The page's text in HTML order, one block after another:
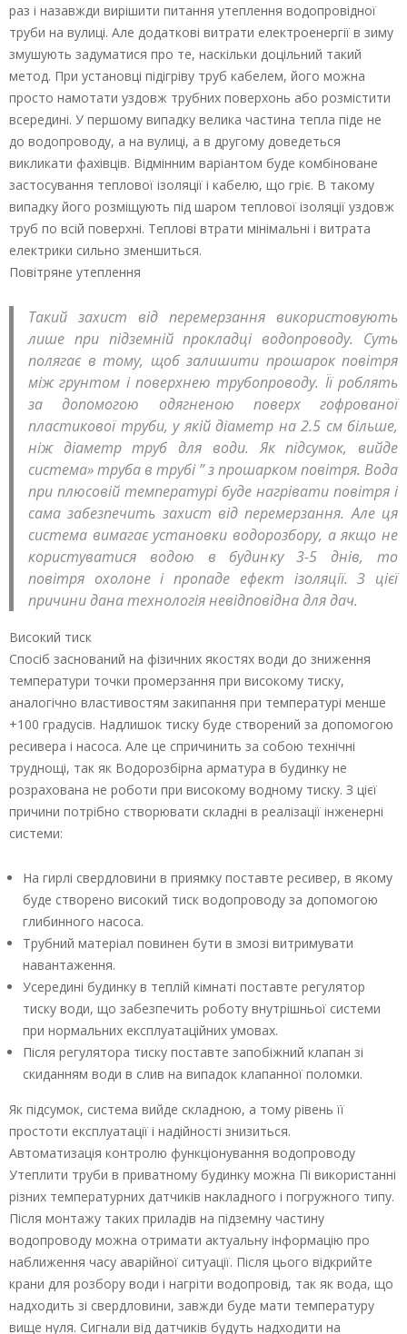
раз і назавжди вирішити питання утеплення водопровідної
труби на вулиці. Але додаткові витрати електроенергії в зиму
змушують задуматися про те, наскільки доцільний такий
метод. При установці підігріву труб кабелем, його можна
просто намотати уздовж трубних поверхонь або розмістити
всередині. У першому випадку велика частина тепла піде не
до водопроводу, а на вулиці, а в другому доведеться
викликати фахівців. Відмінним варіантом буде комбіноване
застосування теплової ізоляції і кабелю, що гріє. В такому
випадку його розміщують під шаром теплової ізоляції уздовж
труб по всій поверхні. Теплові втрати мінімальні і витрата
електрики сильно зменшиться.
Повітряне утеплення
Такий захист від перемерзання використовують
лише при підземній прокладці водопроводу. Суть
полягає в тому, щоб залишити прошарок повітря
між грунтом і поверхнею трубопроводу. Її роблять
за допомогою одягненою поверх гофрованої
пластикової труби, у якій діаметр на 2.5 см більше,
ніж діаметр труб для води. Як підсумок, вийде
система» труба в трубі ” з прошарком повітря. Вода
при плюсовій температурі буде нагрівати повітря і
сама забезпечить захист від перемерзання. Але ця
система вимагає установки водорозбору, а якщо не
користуватися водою в будинку 3-5 днів, то
повітря охолоне і пропаде ефект ізоляції. З цієї
причини дана технологія невідповідна для дач.
Високий тиск
Спосіб заснований на фізичних якостях води до зниження
температури точки промерзання при високому тиску,
аналогічно властивостям закипання при температурі менше
+100 градусів. Надлишок тиску буде створений за допомогою
ресивера і насоса. Але це спричинить за собою технічні
труднощі, так як Водорозбірна арматура в будинку не
розрахована не роботи при високому водному тиску. З цієї
причини потрібно створювати складні в реалізації інженерні
системи:
На гирлі свердловини в приямку поставте ресивер, в якому
буде створено високий тиск водопроводу за допомогою
глибинного насоса.
Трубний матеріал повинен бути в змозі витримувати
навантаження.
Усередині будинку в теплій кімнаті поставте регулятор
тиску води, що забезпечить роботу внутрішньої системи
при нормальних експлуатаційних умовах.
Після регулятора тиску поставте запобіжний клапан зі
скиданням води в слив на випадок клапанної поломки.
Як підсумок, система вийде складною, а тому рівень її
простоти експлуатації і надійності знизиться.
Автоматизація контролю функціонування водопроводу
Утеплити труби в приватному будинку можна Пі використанні
різних температурних датчиків накладного і погружного типу.
Після монтажу таких приладів на підземну частину
водопроводу можна отримати актуальну інформацію про
наближення часу аварійної ситуації. Після цього відкрийте
крани для розбору води і нагріти водопровід, так як вода, що
надходить зі свердловини, завжди буде мати температуру
вище нуля. Сигнали від датчиків будуть надходити на